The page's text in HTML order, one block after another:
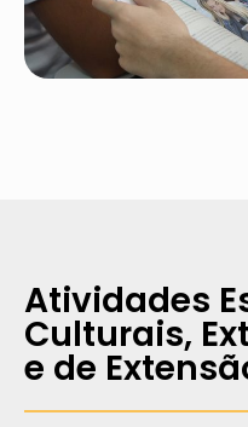
Atividades
Culturais,
e de